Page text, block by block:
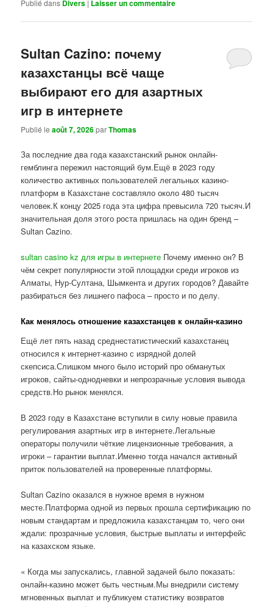
Publié dans Divers | Laisser un commentaire
Sultan Cazino: почему
казахстанцы всё чаще
выбирают его для азартных
игр в интернете
Publié leaoût 7, 2026parThomas
За последние два года казахстанский рынок онлайн-
гемблинга пережил настоящий бум.Ещё в 2023 году
количество активных пользователей легальных казино-
платформ в Казахстане составляло около 480 тысяч
человек.К концу 2025 года эта цифра превысила 720 тысяч.И
значительная доля этого роста пришлась на один бренд –
Sultan Cazino.
sultan casino kz для игры в интернете Почему именно он? В
чём секрет популярности этой площадки среди игроков из
Алматы, Нур-Султана, Шымкента и других городов? Давайте
разбираться без лишнего пафоса – просто и по делу.
Как менялось отношение казахстанцев к онлайн-казино
Ещё лет пять назад среднестатистический казахстанец
относился к интернет-казино с изрядной долей
скепсиса.Слишком много было историй про обманутых
игроков, сайты-однодневки и непрозрачные условия вывода
средств.Но рынок менялся.
В 2023 году в Казахстане вступили в силу новые правила
регулирования азартных игр в интернете.Легальные
операторы получили чёткие лицензионные требования, а
игроки – гарантии выплат.Именно тогда начался активный
приток пользователей на проверенные платформы.
Sultan Cazino оказался в нужное время в нужном
месте.Платформа одной из первых прошла сертификацию по
новым стандартам и предложила казахстанцам то, чего они
ждали: прозрачные условия, быстрые выплаты и интерфейс
на казахском языке.
« Когда мы запускались, главной задачей было показать:
онлайн-казино может быть честным.Мы внедрили систему
мгновенных выплат и публикуем статистику возвратов